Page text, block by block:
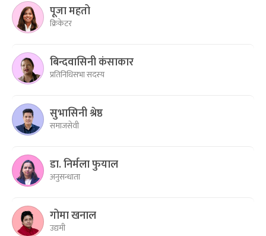
पूजा महतो
क्रिकेटर
बिन्दवासिनी कंसाकार
प्रतिनिधिसभा सदस्य
सुभासिनी श्रेष्ठ
समाजसेवी
डा. निर्मला फुयाल
अनुसन्धाता
गोमा खनाल
उद्यमी